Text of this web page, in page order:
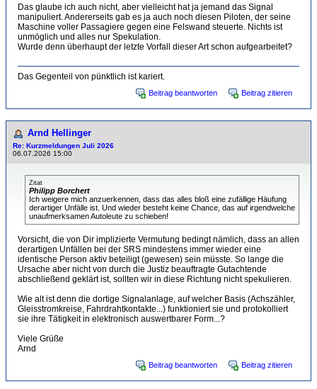
Das glaube ich auch nicht, aber vielleicht hat ja jemand das Signal
manipuliert. Andererseits gab es ja auch noch diesen Piloten, der seine
Maschine voller Passagiere gegen eine Felswand steuerte. Nichts ist
unmöglich und alles nur Spekulation.
Wurde denn überhaupt der letzte Vorfall dieser Art schon aufgearbeitet?
Das Gegenteil von pünktlich ist kariert.
Beitrag beantworten Beitrag zitieren
Arnd Hellinger
Re: Kurzmeldungen Juli 2026
06.07.2026 15:00
Zitat
Philipp Borchert
Ich weigere mich anzuerkennen, dass das alles bloß eine zufällige Häufung
derartiger Unfälle ist. Und wieder besteht keine Chance, das auf irgendwelche
unaufmerksamen Autoleute zu schieben!
Vorsicht, die von Dir implizierte Vermutung bedingt nämlich, dass an allen
derartigen Unfällen bei der SRS mindestens immer wieder eine
identische Person aktiv beteiligt (gewesen) sein müsste. So lange die
Ursache aber nicht von durch die Justiz beauftragte Gutachtende
abschließend geklärt ist, sollten wir in diese Richtung nicht spekulieren.
Wie alt ist denn die dortige Signalanlage, auf welcher Basis (Achszähler,
Gleisstromkreise, Fahrdrahtkontakte...) funktioniert sie und protokolliert
sie ihre Tätigkeit in elektronisch auswertbarer Form...?
Viele Grüße
Arnd
Beitrag beantworten Beitrag zitieren